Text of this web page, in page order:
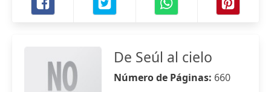
De Seúl al cielo
Número de Páginas: 660